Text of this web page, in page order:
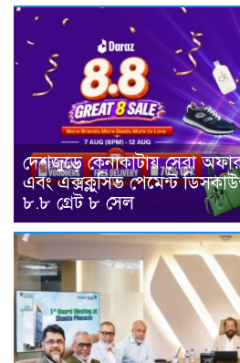
দেশজুড়ে কেনাকাটায় সেরা
এবং এক্সক্লুসিভ পেমেন্ট
৮.৮ গ্রেট ৮ সেল